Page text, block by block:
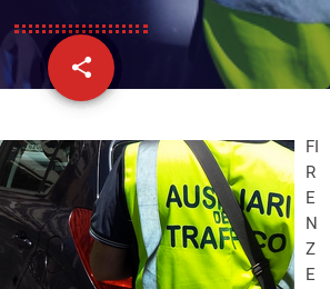
share
email
FI
R
E
N
Z
E